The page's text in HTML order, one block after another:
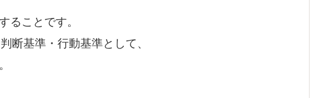
ることです。
断基準・行動基準として、